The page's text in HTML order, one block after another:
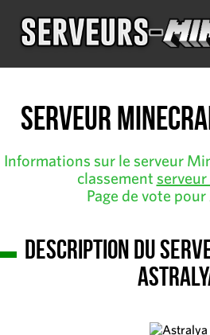
Serveur
Informations sur le serveur
classement
Page de vote
Description du